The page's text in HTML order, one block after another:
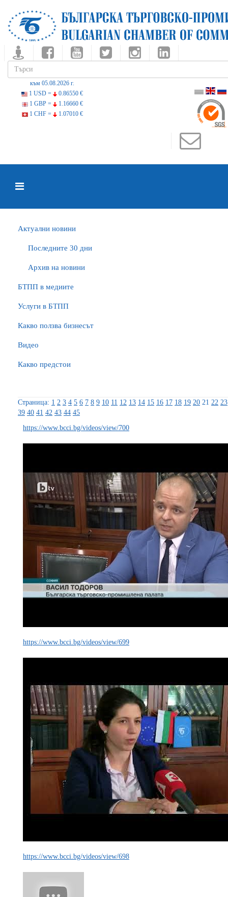
към 05.08.2026 г.
1 USD =
0.86550 €
1 GBP =
1.16660 €
1 CHF =
1.07010 €
Актуални новини
Последните 30 дни
Архив на новини
БTПП в медиите
Услуги в БТПП
Какво ползва бизнесът
Видео
Какво предстои
Страница: 1 2 3 4 5 6 7 8 9 10 11 12 13 14 15 16 17 18 19 20 21 22 23
39 40 41 42 43 44 45
https://www.bcci.bg/videos/view/700
https://www.bcci.bg/videos/view/699
https://www.bcci.bg/videos/view/698